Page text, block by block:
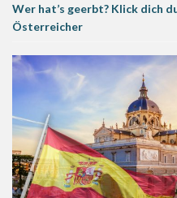
Wer hat’s geerbt? Klick dich
Österreicher